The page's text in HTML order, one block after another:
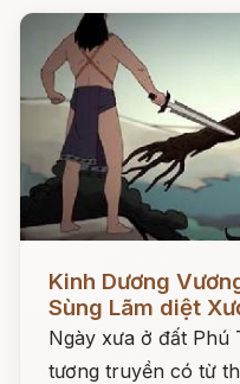
Kinh Dương
Sùng Lãm diệt
Ngày xưa ở đất Phú
tương truyền có từ